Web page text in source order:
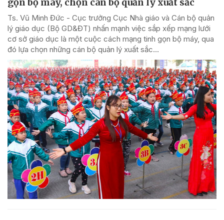
Ts. Vũ Minh Đức - Cục trưởng Cục Nhà giáo và Cán bộ quản
lý giáo dục (Bộ GD&ĐT) nhấn mạnh việc sắp xếp mạng lưới
cơ sở giáo dục là một cuộc cách mạng tinh gọn bộ máy, qua
đó lựa chọn những cán bộ quản lý xuất sắc...